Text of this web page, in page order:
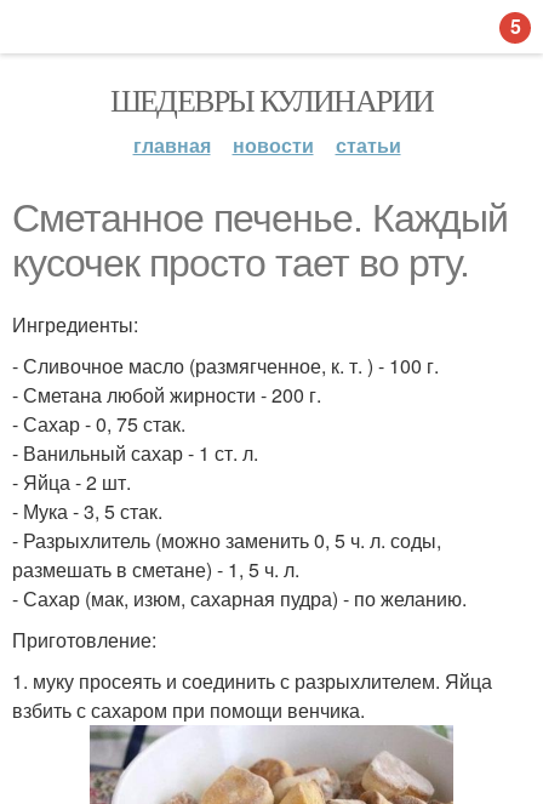
ШЕДЕВРЫ КУЛИНАРИИ
главная новости статьи
Сметанное печенье. Каждый
кусочек просто тает во рту.
Ингредиенты:
- Сливочное масло (размягченное, к. т. ) - 100 г.
- Сметана любой жирности - 200 г.
- Сахар - 0, 75 стак.
- Ванильный сахар - 1 ст. л.
- Яйца - 2 шт.
- Мука - 3, 5 стак.
- Разрыхлитель (можно заменить 0, 5 ч. л. соды,
размешать в сметане) - 1, 5 ч. л.
- Сахар (мак, изюм, сахарная пудра) - по желанию.
Приготовление:
1. муку просеять и соединить с разрыхлителем. Яйца
взбить с сахаром при помощи венчика.
5